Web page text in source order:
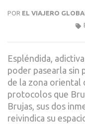
POR EL VIAJERO
Espléndida,
poder pasearla sin
de la zona oriental
protocolos que
Brujas, sus dos
reivindica su